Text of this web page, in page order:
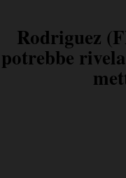
Rodriguez
potrebbe